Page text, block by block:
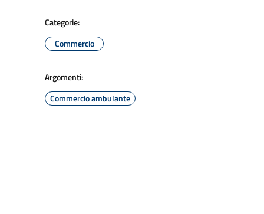
Categorie:
Commercio
Argomenti:
Commercio ambulante